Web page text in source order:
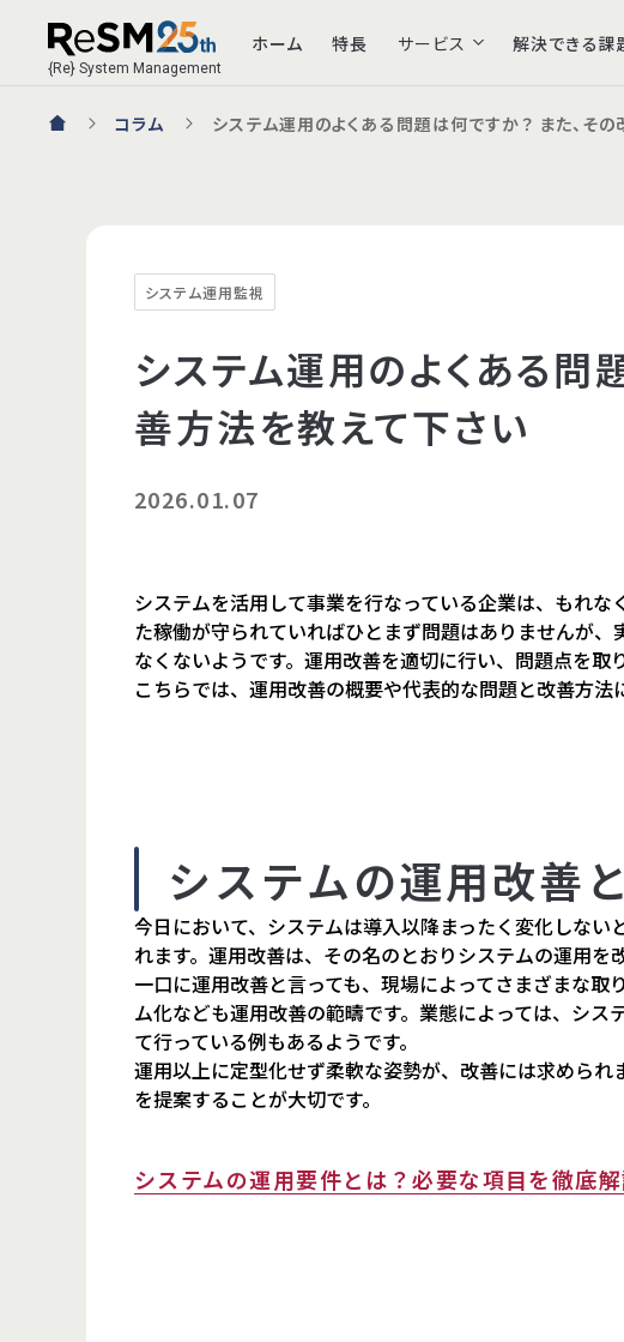
{Re} System Management
ホーム 特長 サービス
AWS運用監視
Microsoft Azure運用監視
システム運用設計
ServiceNow運用支援
解決できる課
コラム システム運用のよくある問題は何ですか？ また、そ
システム運用監視
システム運用のよくある問
善方法を教えて下さい
2026.01.07
システムを活用して事業を行なっている企業は、もれ
た稼働が守られていればひとまず問題はありませんが
なくないようです。運用改善を適切に行い、問題点を取
こちらでは、運用改善の概要や代表的な問題と改善方法
システムの運用改善
今日において、システムは導入以降まったく変化しな
れます。運用改善は、その名のとおりシステムの運用を
一口に運用改善と言っても、現場によってさまざまな
ム化なども運用改善の範疇です。業態によっては、シ
て行っている例もあるようです。
運用以上に定型化せず柔軟な姿勢が、改善には求めら
を提案することが大切です。
システムの運用要件とは？必要な項目を徹底解